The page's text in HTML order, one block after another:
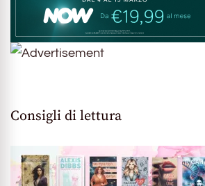
Consigli di lettura